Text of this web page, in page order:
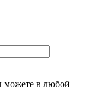
можете в любой